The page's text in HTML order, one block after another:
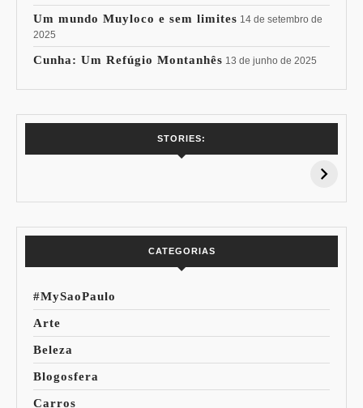
Um mundo Muyloco e sem limites 14 de setembro de
2025
Cunha: Um Refúgio Montanhês 13 de junho de 2025
STORIES:
15% de
Pessoal: Os
CATEGORIAS
#MySaoPaulo
Arte
Beleza
Blogosfera
Carros